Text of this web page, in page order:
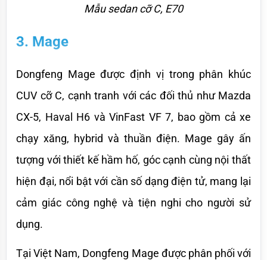
Mẫu sedan cỡ C, E70
3. Mage
Dongfeng Mage được định vị trong phân khúc
CUV cỡ C, cạnh tranh với các đối thủ như Mazda
CX-5, Haval H6 và VinFast VF 7, bao gồm cả xe
chạy xăng, hybrid và thuần điện. Mage gây ấn
tượng với thiết kế hầm hố, góc cạnh cùng nội thất
hiện đại, nổi bật với cần số dạng điện tử, mang lại
cảm giác công nghệ và tiện nghi cho người sử
dụng.
Tại Việt Nam, Dongfeng Mage được phân phối với